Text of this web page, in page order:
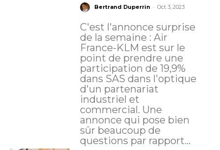
Bertrand Duperrin - Oct 3, 2023
C'est l'annonce surprise
de la semaine : Air
France-KLM est sur le
point de prendre une
participation de 19,9%
dans SAS dans l'optique
d'un partenariat
industriel et
commercial. Une
annonce qui pose bien
sûr beaucoup de
questions par rapport...